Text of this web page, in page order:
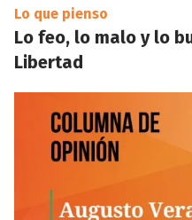
Lo que pienso
Lo feo, lo malo y lo
Libertad